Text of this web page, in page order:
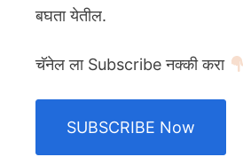
बघता येतील.
चॅनेल ला Subscribe नक्की करा
SUBSCRIBE Now